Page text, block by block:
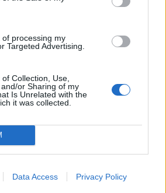
processing my
Targeted Advertising.
Collection, Use,
or Sharing of my
Is Unrelated with the
it was collected.
Data Access Privacy Policy
Ο κόσμος λέει! Τι
η Μελίνα
με την απάντησή της
πως δεν δείχνει να
από το τι λέει ο